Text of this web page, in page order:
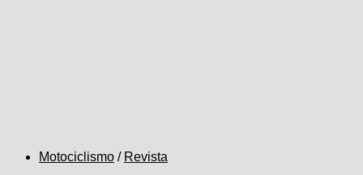
Motociclismo / Revista